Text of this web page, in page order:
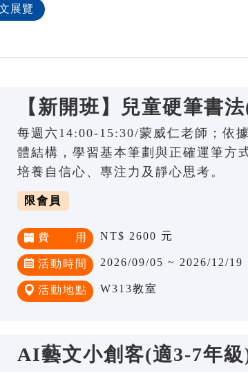
展覽
【新開班】兒童硬筆書
每週六14:00-15:30/蒙威仁老師；依
體結構，學習基本筆劃與正確運筆方
培養自信心、專注力及靜心思考。
限會員
費 用 NT$ 2600 元
活動時間 2026/09/05 ~ 2026/12/19
活動地點 W313教室
AI藝文小創客(適3-7年級